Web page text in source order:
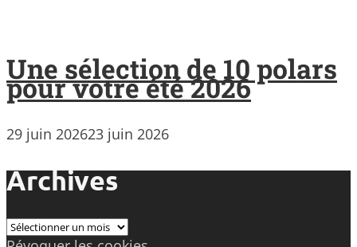
Une sélection de 10 polars
pour votre été 2026
29 juin 202623 juin 2026
Archives
Archives